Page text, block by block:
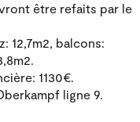
être refaits par le
12,7m2, balcons:
1130€.
ligne 9.